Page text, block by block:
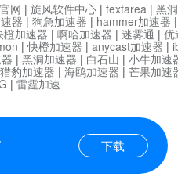
下载
网 | 旋风软件中心 | textarea | 黑
器 | 狗急加速器 | hammer加速器
橙加速器 | 啊哈加速器 | 迷雾通 | 优
|快橙加速器 | anycast加速器 |
| 黑洞加速器 | 白石山 | 小牛加速
猎豹加速器 | 海鸥加速器 | 芒果加速
| 雷霆加速